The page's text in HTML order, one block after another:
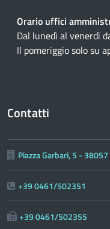
Orario uffici
Dal lunedì al venerdì
Il pomeriggio solo su
Contatti
Piazza Garbari, 5 -
+39 0461/502351
+39 0461/502355